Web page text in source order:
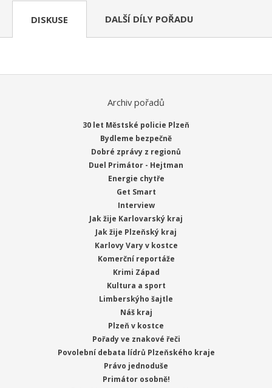
DISKUSE DALŠÍ DÍLY POŘADU
Archiv pořadů
30 let Městské policie Plzeň
Bydleme bezpečně
Dobré zprávy z regionů
Duel Primátor - Hejtman
Energie chytře
Get Smart
Interview
Jak žije Karlovarský kraj
Jak žije Plzeňský kraj
Karlovy Vary v kostce
Komerční reportáže
Krimi Západ
Kultura a sport
Limberskýho šajtle
Náš kraj
Plzeň v kostce
Pořady ve znakové řeči
Povolební debata lídrů Plzeňského kraje
Právo jednoduše
Primátor osobně!